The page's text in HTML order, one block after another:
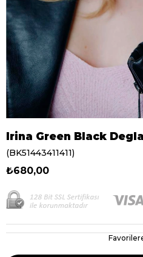
Irina Green Black
(BK51443411411)
₺680,00